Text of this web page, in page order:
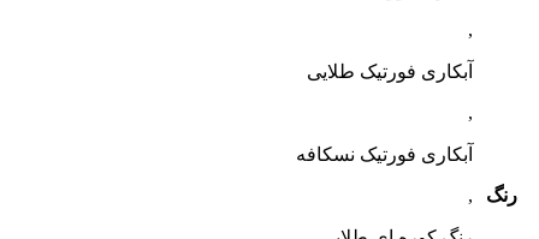
رنگ
,
آبکاری فورتیک طلایی
,
آبکاری فورتیک نسکافه
,